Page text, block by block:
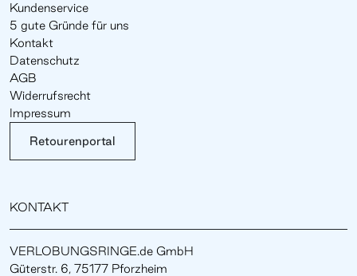
Kundenservice
5 gute Gründe für uns
Kontakt
Datenschutz
AGB
Widerrufsrecht
Impressum
Retourenportal
KONTAKT
VERLOBUNGSRINGE.de GmbH
Güterstr. 6, 75177 Pforzheim